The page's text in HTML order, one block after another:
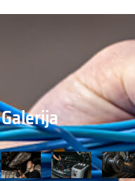
Galerija